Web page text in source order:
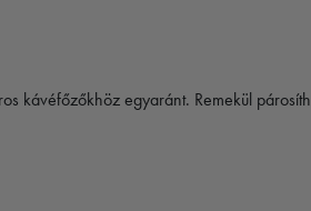
kávéfőzőkhöz egyaránt. Remekül